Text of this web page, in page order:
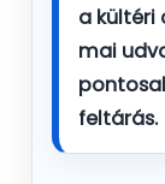
a kültéri
mai
feltárás.